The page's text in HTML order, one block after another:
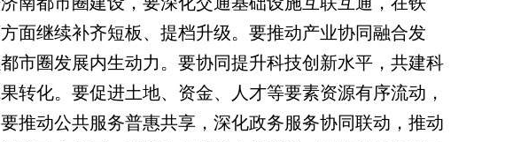
面继续补齐短板、提档升级。要推动产业协同融合发
市圈发展内生动力。要协同提升科技创新水平，共建科
转化。要促进土地、资金、人才等要素资源有序流动，
推动公共服务普惠共享，深化政务服务协同联动，推动